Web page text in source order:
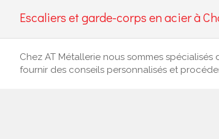
Escaliers et garde-corps en acier à
Chez AT Métallerie nous sommes spécialisés
fournir des conseils personnalisés et